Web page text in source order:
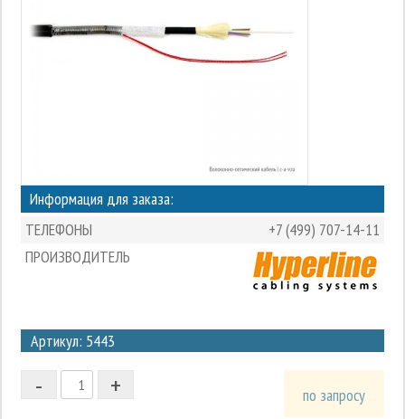
Информация для заказа:
ТЕЛЕФОНЫ
+7 (499) 707-14-11
ПРОИЗВОДИТЕЛЬ
Артикул: 5443
2
1
+
- по запросу